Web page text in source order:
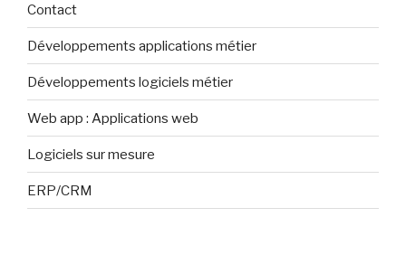
Contact
Développements applications métier
Développements logiciels métier
Web app : Applications web
Logiciels sur mesure
ERP/CRM